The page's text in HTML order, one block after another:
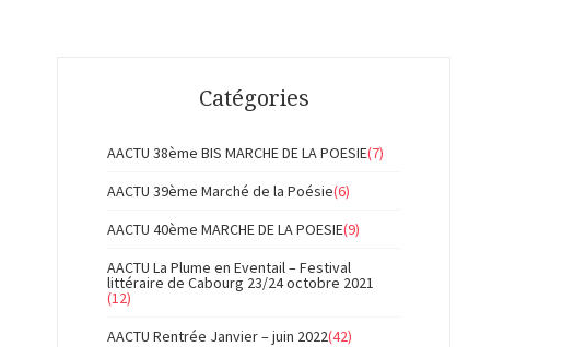
Catégories
AACTU 38ème BIS MARCHE DE LA POESIE(7)
AACTU 39ème Marché de la Poésie(6)
AACTU 40ème MARCHE DE LA POESIE(9)
AACTU La Plume en Eventail – Festival
littéraire de Cabourg 23/24 octobre 2021
(12)
AACTU Rentrée Janvier – juin 2022(42)